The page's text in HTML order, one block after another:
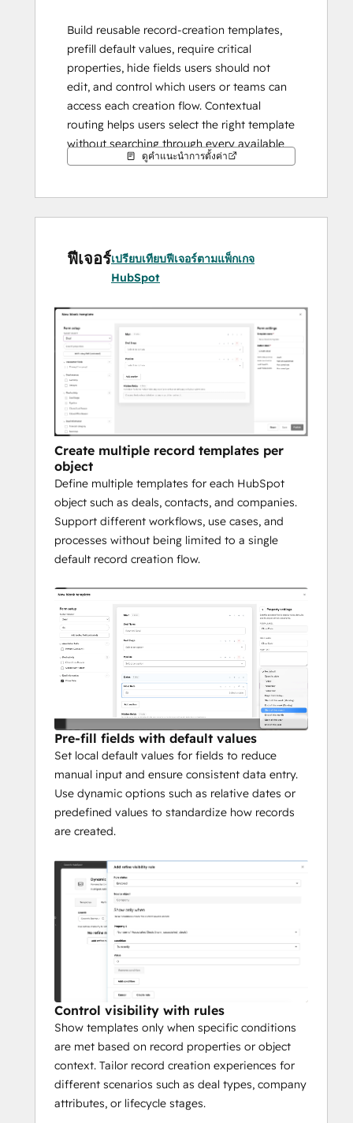
Build reusable record-creation templates,
prefill default values, require critical
properties, hide fields users should not
edit, and control which users or teams can
access each creation flow. Contextual
routing helps users select the right template
without searching through every available
option.
Create deals, contacts, companies, tickets,
and supported custom object records
keeping data entry aligned with your
organization’s processes.
ดูคำแนะนำการตั้งค่า
ฟีเจอร์เปรียบเทียบฟีเจอร์ตามแพ็กเกจ
HubSpot
Create multiple record templates per
object
Define multiple templates for each HubSpot
object such as deals, contacts, and companies.
Support different workflows, use cases, and
processes without being limited to a single
default record creation flow.
Pre-fill fields with default values
Set local default values for fields to reduce
manual input and ensure consistent data entry.
Use dynamic options such as relative dates or
predefined values to standardize how records
are created.
Control visibility with rules
Show templates only when specific conditions
are met based on record properties or object
context. Tailor record creation experiences for
different scenarios such as deal types, company
attributes, or lifecycle stages.